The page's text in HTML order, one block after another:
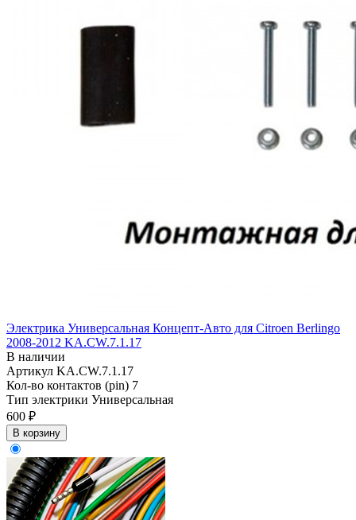
Электрика Универсальная Концепт-Авто для Citroen Berlingo
2008-2012 KA.CW.7.1.17
В наличии
Артикул KA.CW.7.1.17
Кол-во контактов (pin) 7
Тип электрики Универсальная
600 ₽
В корзину